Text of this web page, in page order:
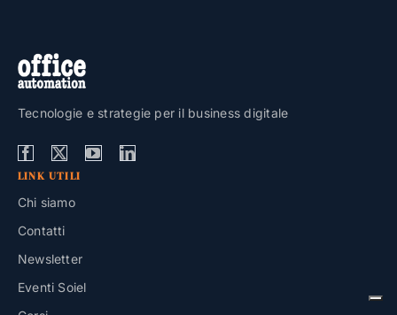
Tecnologie e strategie per il business digitale
LINK UTILI
Chi siamo
Contatti
Newsletter
Eventi Soiel